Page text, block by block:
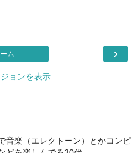
›
ム
ョンを表示
音楽（エレクトーン）とかコンピ